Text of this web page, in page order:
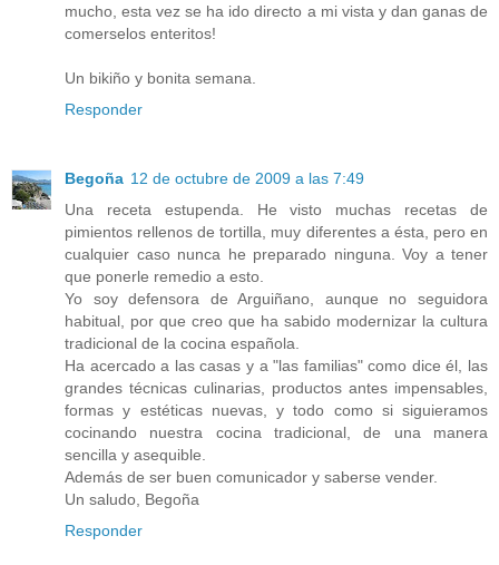
mucho, esta vez se ha ido directo a mi vista y dan ganas de
comerselos enteritos!
Un bikiño y bonita semana.
Responder
Begoña 12 de octubre de 2009 a las 7:49
Una receta estupenda. He visto muchas recetas de
pimientos rellenos de tortilla, muy diferentes a ésta, pero en
cualquier caso nunca he preparado ninguna. Voy a tener
que ponerle remedio a esto.
Yo soy defensora de Arguiñano, aunque no seguidora
habitual, por que creo que ha sabido modernizar la cultura
tradicional de la cocina española.
Ha acercado a las casas y a "las familias" como dice él, las
grandes técnicas culinarias, productos antes impensables,
formas y estéticas nuevas, y todo como si siguieramos
cocinando nuestra cocina tradicional, de una manera
sencilla y asequible.
Además de ser buen comunicador y saberse vender.
Un saludo, Begoña
Responder